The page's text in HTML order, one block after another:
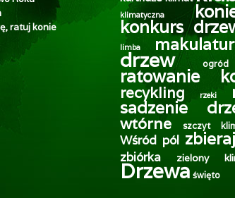
ratuj konie
klimatyczna
konkurs
limba
drzew ogród
ratowanie
recykling rzeki
sadzenie
wtórne szczyt
Wśród pól
zbiórka zielony
Drzewa święto